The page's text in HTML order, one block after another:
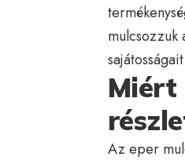
Miért
Az eper